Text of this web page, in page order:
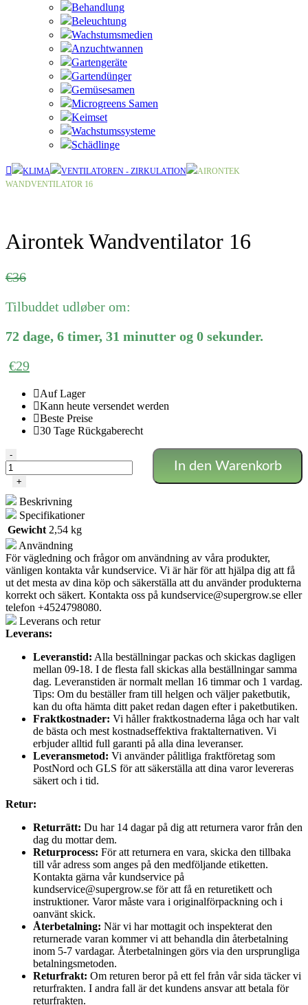
Behandlung
Beleuchtung
Wachstumsmedien
Anzuchtwannen
Gartengeräte
Gartendünger
Gemüsesamen
Microgreens Samen
Keimset
Wachstumssysteme
Schädlinge
KLIMA VENTILATOREN - ZIRKULATION
AIRONTEK
WANDVENTILATOR 16
Airontek Wandventilator 16
Ursprünglicher
war:
€36Aktueller
ist:
Tilbuddet udløber om:
72 dage, 6 timer, 31 minutter og 0 sekunder.
€29
Auf Lager
Kann heute versendet werden
Beste Preise
30 Tage Rückgaberecht
Airontek
Wandventilator
16
-
+
In den Warenkorb
Beskrivning
Specifikationer
Gewicht 2,54 kg
Användning
För vägledning och frågor om användning av våra produkter,
vänligen kontakta vår kundservice. Vi är här för att hjälpa dig att få
ut det mesta av dina köp och säkerställa att du använder produkterna
korrekt och säkert. Kontakta oss på kundservice@supergrow.se eller
telefon +4524798080.
Leverans och retur
Leverans:
Leveranstid: Alla beställningar packas och skickas dagligen
mellan 09-18. I de flesta fall skickas alla beställningar samma
dag. Leveranstiden är normalt mellan 16 timmar och 1 vardag.
Tips: Om du beställer fram till helgen och väljer paketbutik,
kan du ofta hämta ditt paket redan dagen efter i paketbutiken.
Fraktkostnader: Vi håller fraktkostnaderna låga och har valt
de bästa och mest kostnadseffektiva fraktalternativen. Vi
erbjuder alltid full garanti på alla dina leveranser.
Leveransmetod: Vi använder pålitliga fraktföretag som
PostNord och GLS för att säkerställa att dina varor levereras
säkert och i tid.
Retur:
Returrätt: Du har 14 dagar på dig att returnera varor från den
dag du mottar dem.
Returprocess: För att returnera en vara, skicka den tillbaka
till vår adress som anges på den medföljande etiketten.
Kontakta gärna vår kundservice på
kundservice@supergrow.se för att få en returetikett och
instruktioner. Varor måste vara i originalförpackning och i
oanvänt skick.
Återbetalning: När vi har mottagit och inspekterat den
returnerade varan kommer vi att behandla din återbetalning
inom 5-7 vardagar. Återbetalningen görs via den ursprungliga
betalningsmetoden.
Returfrakt: Om returen beror på ett fel från vår sida täcker vi
returfrakten. I andra fall är det kundens ansvar att betala för
returfrakten.